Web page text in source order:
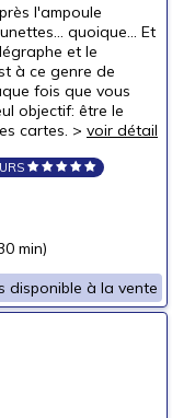
l'ampoule
quoique... Et
et le
à ce genre de
fois que vous
objectif: être le
cartes. > voir détail
min)
disponible à la vente